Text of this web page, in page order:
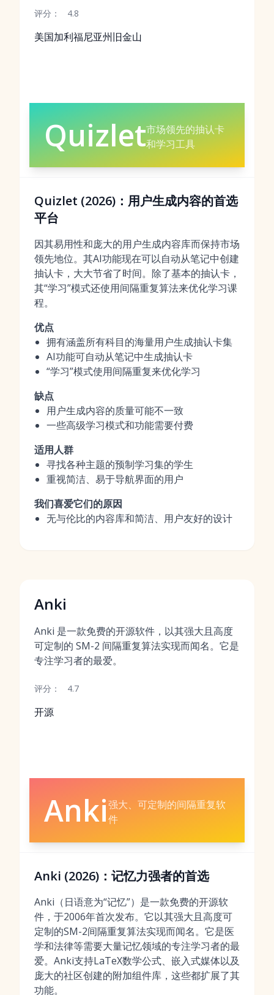
评分： 4.8
美国加利福尼亚州旧金山
Quizlet市场领先的抽认卡
和学习工具
Quizlet (2026)：用户生成内容的首选
平台
因其易用性和庞大的用户生成内容库而保持市场
领先地位。其AI功能现在可以自动从笔记中创建
抽认卡，大大节省了时间。除了基本的抽认卡，
其“学习”模式还使用间隔重复算法来优化学习课
程。
优点
拥有涵盖所有科目的海量用户生成抽认卡集
AI功能可自动从笔记中生成抽认卡
“学习”模式使用间隔重复来优化学习
缺点
用户生成内容的质量可能不一致
一些高级学习模式和功能需要付费
适用人群
寻找各种主题的预制学习集的学生
重视简洁、易于导航界面的用户
我们喜爱它们的原因
无与伦比的内容库和简洁、用户友好的设计
Anki
Anki 是一款免费的开源软件，以其强大且高度
可定制的 SM-2 间隔重复算法实现而闻名。它是
专注学习者的最爱。
评分： 4.7
开源
Anki强大、可定制的间隔重复软
件
Anki (2026)：记忆力强者的首选
Anki（日语意为“记忆”）是一款免费的开源软
件，于2006年首次发布。它以其强大且高度可
定制的SM-2间隔重复算法实现而闻名。它是医
学和法律等需要大量记忆领域的专注学习者的最
爱。Anki支持LaTeX数学公式、嵌入式媒体以及
庞大的社区创建的附加组件库，这些都扩展了其
功能。